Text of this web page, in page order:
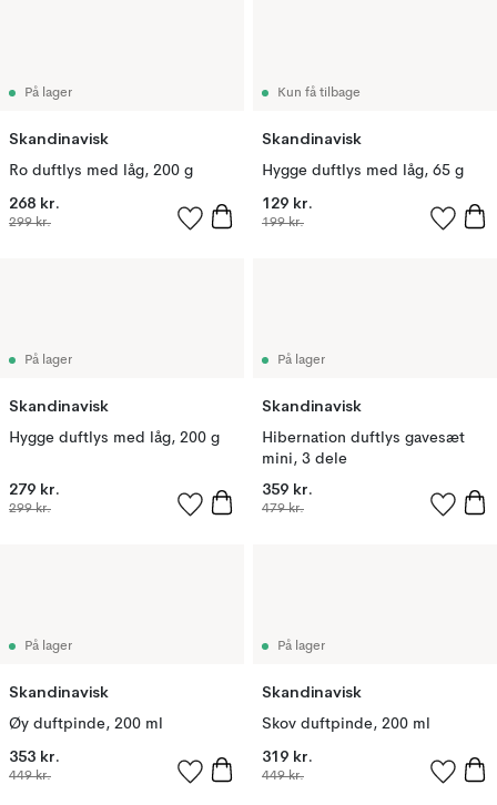
På lager
Skandinavisk
Ro duftlys med låg, 200 g
268 kr.
299 kr.
Kun få tilbage
Skandinavisk
Hygge duftlys med låg, 65 g
129 kr.
199 kr.
På lager
Skandinavisk
Hygge duftlys med låg, 200 g
279 kr.
299 kr.
På lager
Skandinavisk
Hibernation duftlys gavesæt
mini, 3 dele
359 kr.
479 kr.
På lager
Skandinavisk
Øy duftpinde, 200 ml
353 kr.
449 kr.
På lager
Skandinavisk
Skov duftpinde, 200 ml
319 kr.
449 kr.